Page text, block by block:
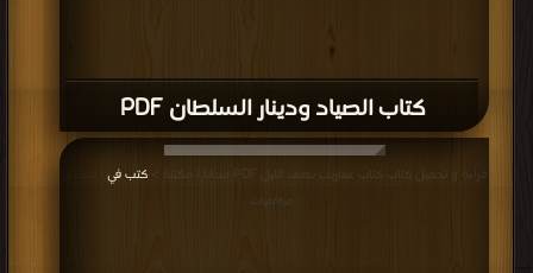
كتاب الصياد ودينار السلطان PDF
قراءة و تحميل كتاب كتاب عفاريت نصف الليل PDF مجانا | مكتبة > كتب في
: مرة/مرات